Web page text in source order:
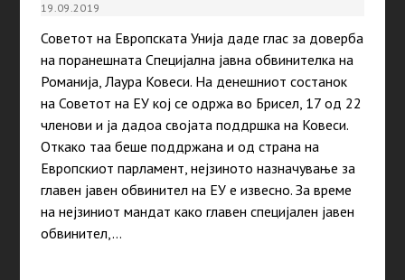
19.09.2019
Советот на Европската Унија даде глас за доверба
на поранешната Специјална јавна обвинителка на
Романија, Лаура Ковеси. На денешниот состанок
на Советот на ЕУ кој се одржа во Брисел, 17 од 22
членови и ја дадоа својата поддршка на Ковеси.
Откако таа беше поддржана и од страна на
Европскиот парламент, нејзиното назначување за
главен јавен обвинител на ЕУ е извесно. За време
на нејзиниот мандат како главен специјален јавен
обвинител,…